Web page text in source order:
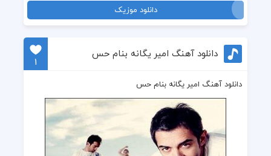
دانلود موزیک
دانلود آهنگ امیر یگانه بنام حس
1
دانلود آهنگ امیر یگانه بنام حس